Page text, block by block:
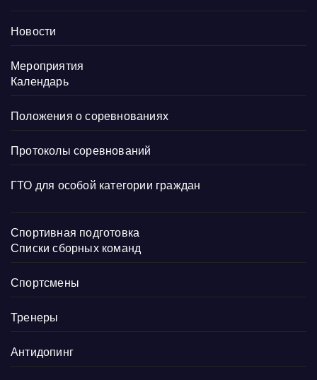
Новости
Мероприятия
Календарь
Положения о соревнованиях
Протоколы соревнований
ГТО для особой категории граждан
Спортивная подготовка
Списки сборных команд
Спортсмены
Тренеры
Антидопинг